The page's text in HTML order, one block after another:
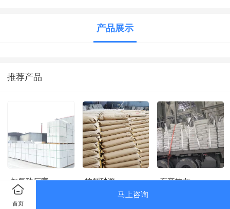
产品展示
推荐产品
加气砖厂家 抗裂砂浆 石膏抹灰
首页
马上咨询